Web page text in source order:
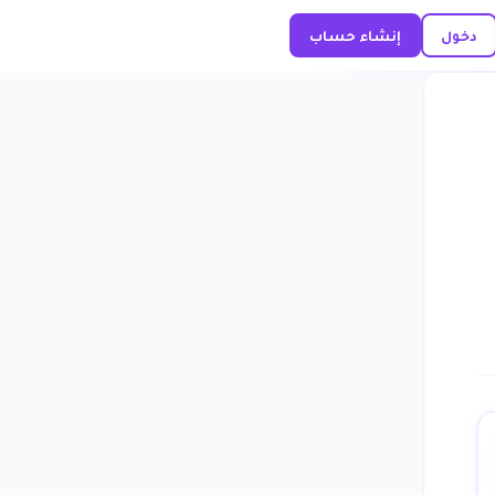
دخول إنشاء حساب